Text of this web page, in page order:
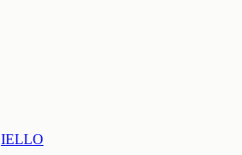
IELLO